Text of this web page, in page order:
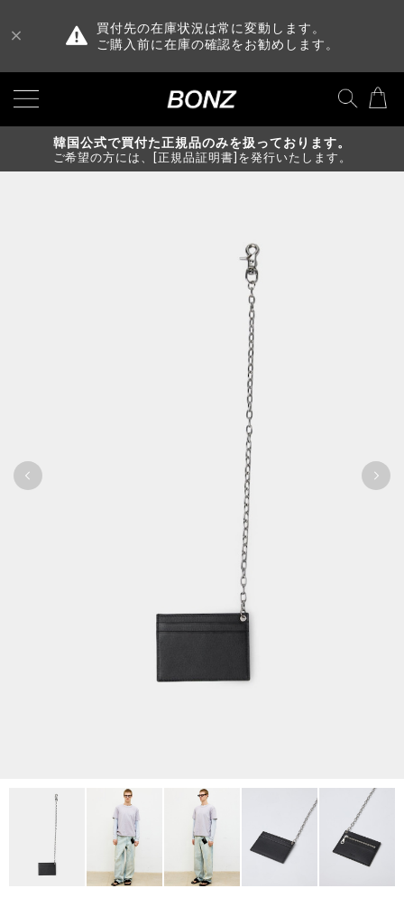
買付先の在庫状況は常に変動します。
ご購入前に在庫の確認をお勧めします。
韓国公式で買付た正規品のみを扱っております。
ご希望の方には、[正規品証明書]を発行いたします。